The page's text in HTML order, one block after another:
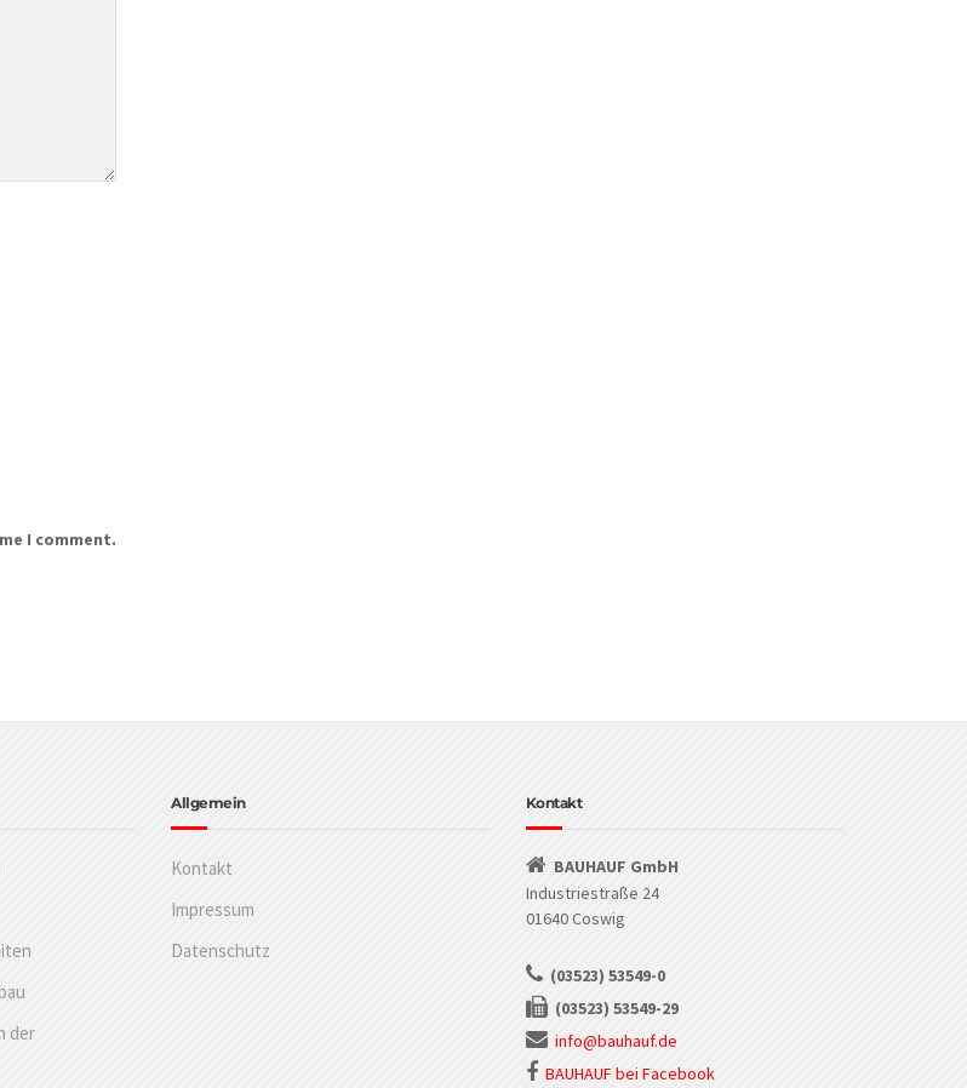
I comment.
der
Allgemein
Kontakt
Impressum
Datenschutz
Kontakt
BAUHAUF GmbH
Industriestraße 24
01640 Coswig
(03523) 53549-0
(03523) 53549-29
info@bauhauf.de
BAUHAUF bei Facebook